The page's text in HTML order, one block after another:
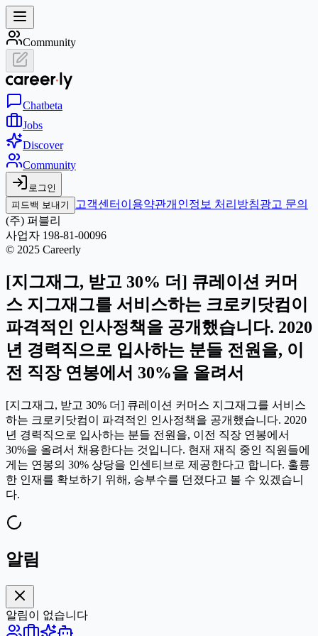
Community
Chatbeta
Jobs
Discover
Community
로그인
피드백 보내기
고객센터 이용약관개인정보 처리방침광고 문의
(주) 퍼블리
사업자 198-81-00096
© 2025 Careerly
[지그재그, 받고 30% 더] 큐레이션 커머
스 지그재그를 서비스하는 크로키닷컴이
파격적인 인사정책을 공개했습니다. 2020
년 경력직으로 입사하는 분들 전원을, 이
전 직장 연봉에서 30%을 올려서
[지그재그, 받고 30% 더] 큐레이션 커머스 지그재그를 서비스
하는 크로키닷컴이 파격적인 인사정책을 공개했습니다. 2020
년 경력직으로 입사하는 분들 전원을, 이전 직장 연봉에서
30%을 올려서 채용한다는 것입니다. 현재 재직 중인 직원들에
게는 연봉의 30% 상당을 인센티브로 제공한다고 합니다. 훌륭
한 인재를 확보하기 위해, 승부수를 던졌다고 볼 수 있겠습니
다.
알림
알림이 없습니다